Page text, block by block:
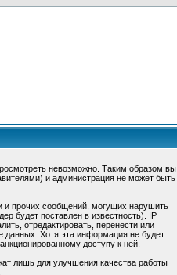
невозможно. Таким образом вы
и администрация не может быть
и прочих сообщений, могущих нарушить
будет поставлен в известность). IP
отредактировать, перенести или
данных. Хотя эта информация не будет
доступу к ней.
лишь для улучшения качества работы